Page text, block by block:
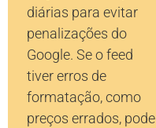
diárias para evitar
penalizações do
Google. Se o feed
tiver erros de
formatação, como
preços errados, pode